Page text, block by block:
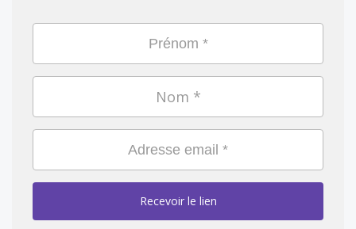
Recevoir le lien